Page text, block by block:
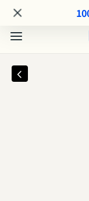
MA8シリーズ